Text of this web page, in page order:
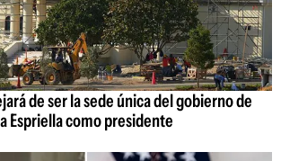
de ser la sede única del gobierno de
Espriella como presidente